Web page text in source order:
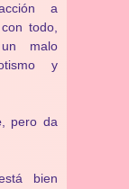
a
todo,
malo
y
, pero da
bien